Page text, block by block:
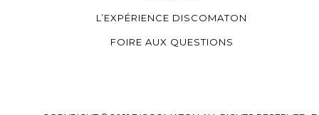
L’EXPÉRIENCE DISCOMATON
FOIRE AUX QUESTIONS